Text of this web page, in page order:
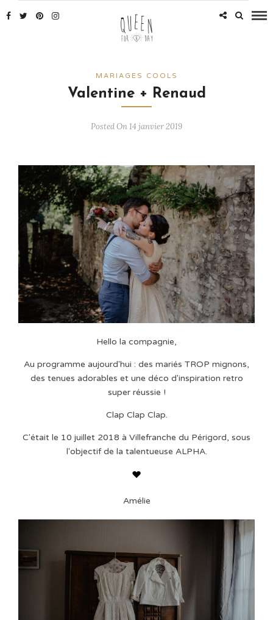
MARIAGES COOLS
Valentine + Renaud
Posted On 14 janvier 2019
Hello la compagnie,
Au programme aujourd'hui : des mariés TROP mignons,
des tenues adorables et une déco d'inspiration retro
super réussie !
Clap Clap Clap.
C'était le 10 juillet 2018 à Villefranche du Périgord, sous
l'objectif de la talentueuse ALPHA.
Amélie